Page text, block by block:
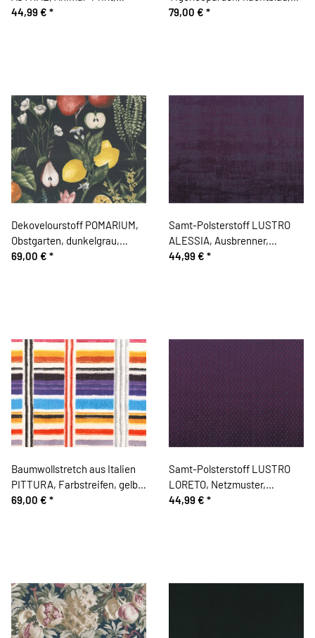
nachtblau, Sanderson
44,99 € *
Emma Shipley
79,00 € *
Dekovelourstoff POMARIUM,
Obstgarten, dunkelgrau,
Clarke & Clarke
69,00 € *
Samt-Polsterstoff LUSTRO
ALESSIA, Ausbrenner,
aubergine
44,99 € *
Baumwollstretch aus Italien
PITTURA, Farbstreifen, gelb-
lila
69,00 € *
Samt-Polsterstoff LUSTRO
LORETO, Netzmuster,
aubergine
44,99 € *